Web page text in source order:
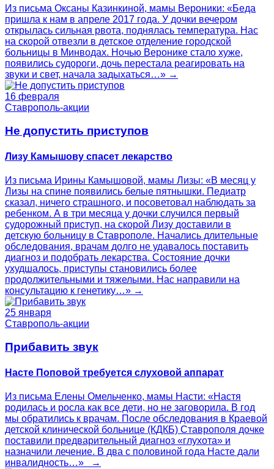
Из письма Оксаны Казинкиной, мамы Вероники: «Беда
пришла к нам в апреле 2017 года. У дочки вечером
открылась сильная рвота, поднялась температура. Нас
на скорой отвезли в детское отделение городской
больницы в Минводах. Ночью Веронике стало хуже,
появились судороги, дочь перестала реагировать на
звуки и свет, начала задыхаться…» →
16 февраля
Ставрополь-акции
Не допустить приступов
Лизу Камышову спасет лекарство
Из письма Ирины Камышовой, мамы Лизы: «В месяц у
Лизы на спине появились белые пятнышки. Педиатр
сказал, ничего страшного, и посоветовал наблюдать за
ребенком. А в три месяца у дочки случился первый
судорожный приступ, на скорой Лизу доставили в
детскую больницу в Ставрополе. Начались длительные
обследования, врачам долго не удавалось поставить
диагноз и подобрать лекарства. Состояние дочки
ухудшалось, приступы становились более
продолжительными и тяжелыми. Нас направили на
консультацию к генетику…» →
25 января
Ставрополь-акции
Прибавить звук
Насте Поповой требуется слуховой аппарат
Из письма Елены Омельченко, мамы Насти: «Настя
родилась и росла как все дети, но не заговорила. В год
мы обратились к врачам. После обследования в Краевой
детской клинической больнице (КДКБ) Ставрополя дочке
поставили предварительный диагноз «глухота» и
назначили лечение. В два с половиной года Насте дали
инвалидность…» →